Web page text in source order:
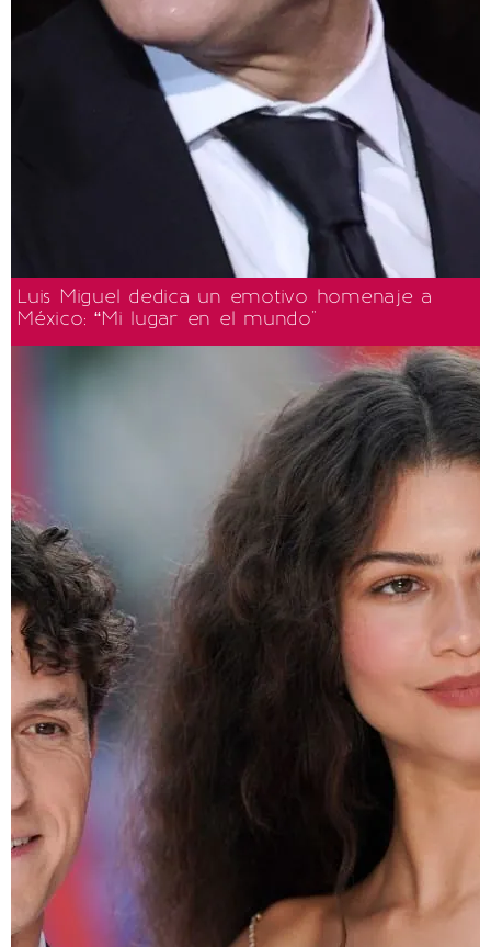
Luis Miguel dedica un emotivo homenaje a
México: “Mi lugar en el mundo"